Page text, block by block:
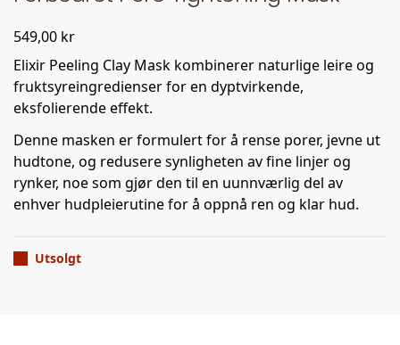
549,00 kr
Elixir Peeling Clay Mask kombinerer naturlige leire og
fruktsyreingredienser for en dyptvirkende,
eksfolierende effekt.
Denne masken er formulert for å rense porer, jevne ut
hudtone, og redusere synligheten av fine linjer og
rynker, noe som gjør den til en uunnværlig del av
enhver hudpleierutine for å oppnå ren og klar hud.
Utsolgt